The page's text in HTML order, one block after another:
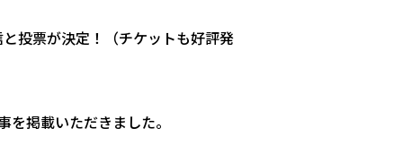
投票が決定！（チケットも好評発
掲載いただきました。